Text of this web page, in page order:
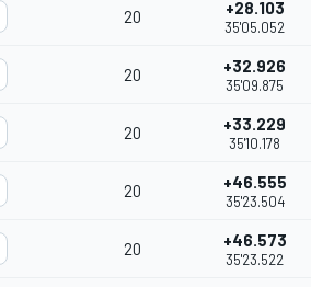
20 +28.103
35'05.052
20 +32.926
35'09.875
20 +33.229
35'10.178
20 +46.555
35'23.504
20 +46.573
35'23.522